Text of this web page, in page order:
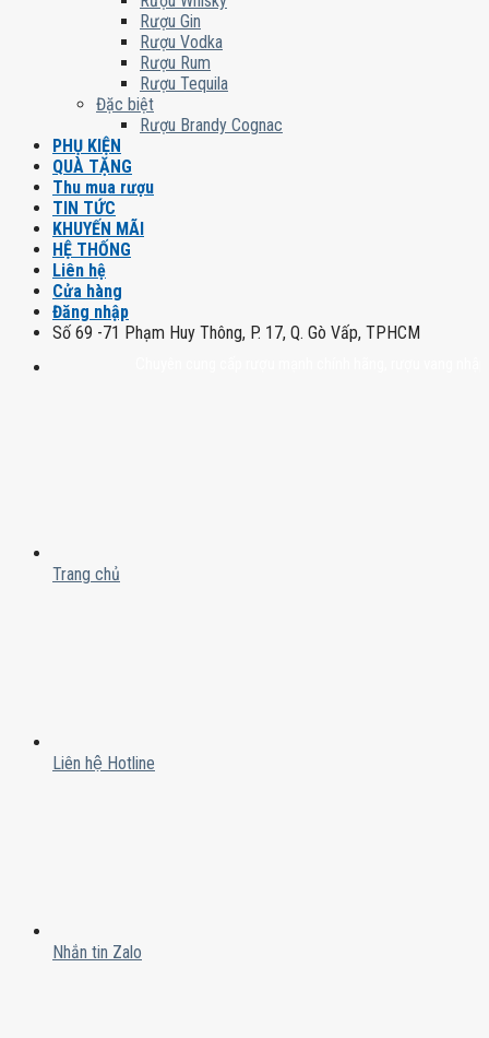
Rượu Gin
Rượu Vodka
Rượu Rum
Rượu Tequila
Đặc biệt
Rượu Brandy Cognac
PHỤ KIỆN
QUÀ TẶNG
Thu mua rượu
TIN TỨC
KHUYẾN MÃI
HỆ THỐNG
Liên hệ
Cửa hàng
Đăng nhập
Số 69 -71 Phạm Huy Thông, P. 17, Q. Gò Vấp, TPHCM
Trang chủ
Liên hệ Hotline
Nhắn tin Zalo